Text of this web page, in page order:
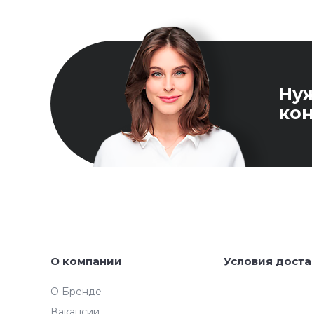
О компании
О Бренде
Условия